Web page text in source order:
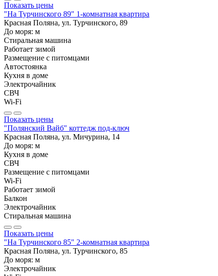
Показать цены
"На Турчинского 89" 1-комнатная квартира
Красная Поляна, ул. Турчинского, 89
До моря: м
Стиральная машина
Работает зимой
Размещение с питомцами
Автостоянка
Кухня в доме
Электрочайник
СВЧ
Wi-Fi
Показать цены
"Полянский Вайб" коттедж под-ключ
Красная Поляна, ул. Мичурина, 14
До моря: м
Кухня в доме
СВЧ
Размещение с питомцами
Wi-Fi
Работает зимой
Балкон
Электрочайник
Стиральная машина
Показать цены
"На Турчинского 85" 2-комнатная квартира
Красная Поляна, ул. Турчинского, 85
До моря: м
Электрочайник